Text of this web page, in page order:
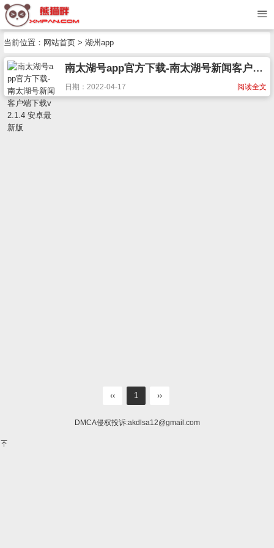
当前位置： 网站首页 > 湖州app
南太湖号app官方下载-南太湖号新闻客户端下载v2.1.4 安卓最新版
阅读全文
日期：2022-04-17
‹‹ 1 ››
DMCA侵权投诉:akdlsa12@gmail.com